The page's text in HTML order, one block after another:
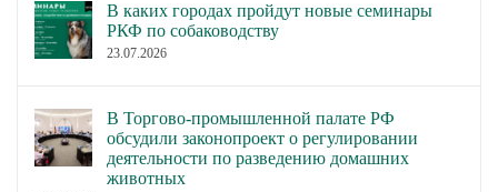
В каких городах пройдут новые семинары
РКФ по собаководству
23.07.2026
В Торгово-промышленной палате РФ
обсудили законопроект о регулировании
деятельности по разведению домашних
животных